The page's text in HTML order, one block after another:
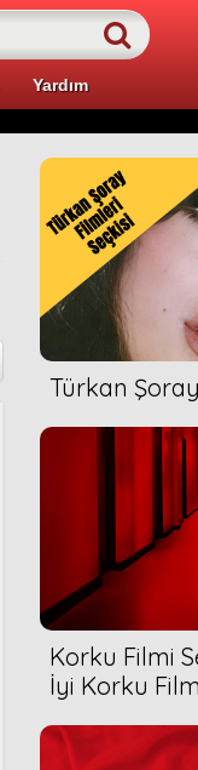
Yardım
Türkan
Korku Filmi
İyi Korku